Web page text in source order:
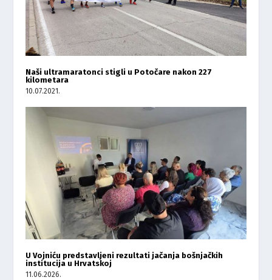
Naši ultramaratonci stigli u Potočare nakon 227
kilometara
10.07.2021.
U Vojniću predstavljeni rezultati jačanja bošnjačkih
institucija u Hrvatskoj
11.06.2026.